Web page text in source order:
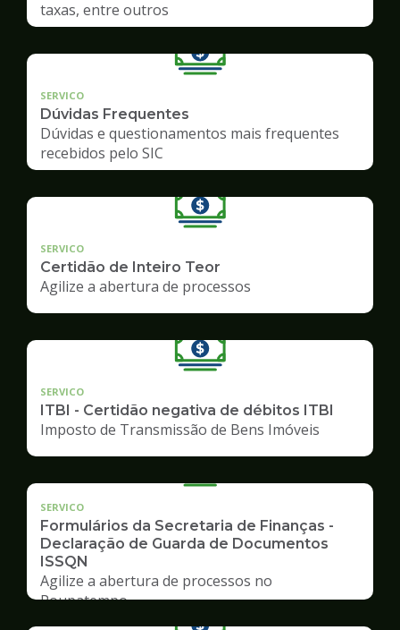
taxas, entre outros
SERVICO
Dúvidas Frequentes
Dúvidas e questionamentos mais frequentes
recebidos pelo SIC
SERVICO
Certidão de Inteiro Teor
Agilize a abertura de processos
SERVICO
ITBI - Certidão negativa de débitos ITBI
Imposto de Transmissão de Bens Imóveis
SERVICO
Formulários da Secretaria de Finanças -
Declaração de Guarda de Documentos
ISSQN
Agilize a abertura de processos no
Poupatempo